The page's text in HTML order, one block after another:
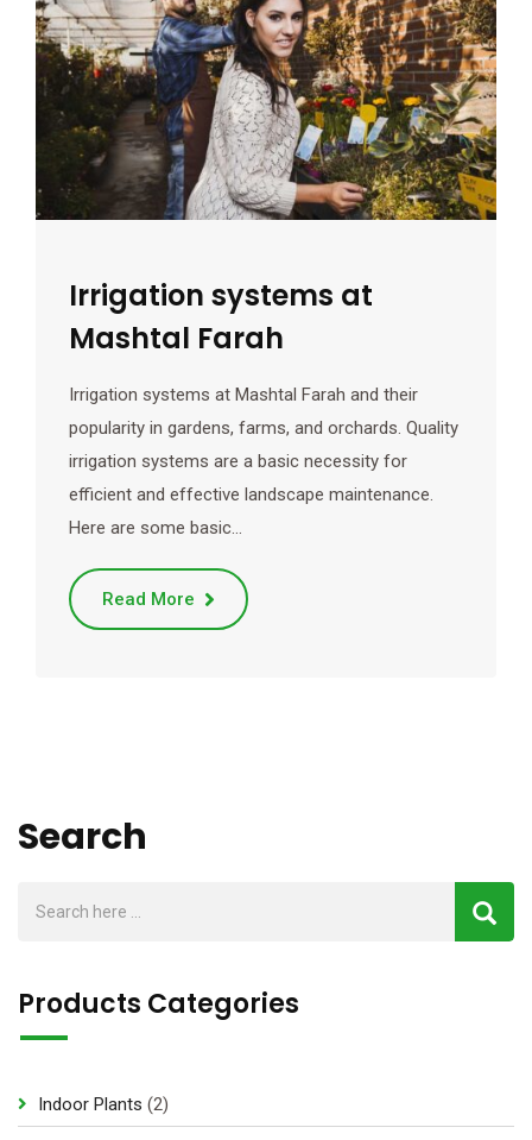
Irrigation systems at
Mashtal Farah
Irrigation systems at Mashtal Farah and their
popularity in gardens, farms, and orchards. Quality
irrigation systems are a basic necessity for
efficient and effective landscape maintenance.
Here are some basic…
Read More
Search
Products Categories
Indoor Plants 22